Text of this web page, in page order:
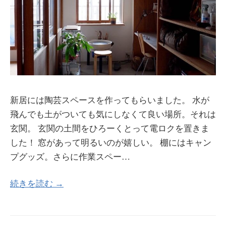
新居には陶芸スペースを作ってもらいました。 水が
飛んでも土がついても気にしなくて良い場所。それは
玄関。 玄関の土間をひろーくとって電ロクを置きま
した！ 窓があって明るいのが嬉しい。 棚にはキャン
プグッズ。さらに作業スペー…
続きを読む →